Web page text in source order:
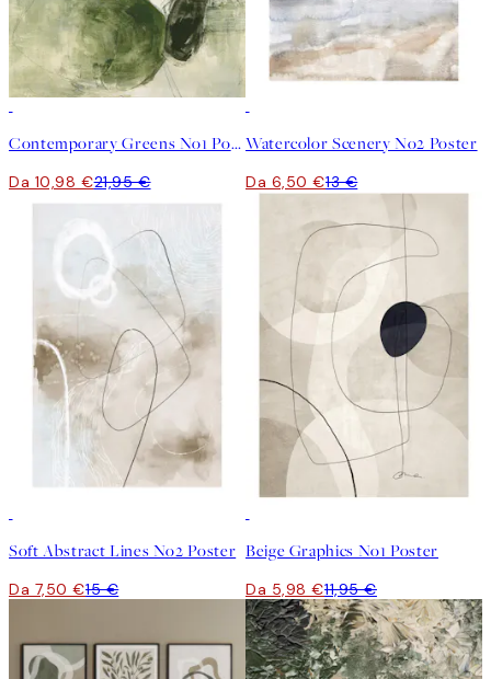
Contemporary Greens No1 Poster
Da 10,98 €21,95 €
Watercolor Scenery No2 Poster
Da 6,50 €13 €
Soft Abstract Lines No2 Poster
Da 7,50 €15 €
Beige Graphics No1 Poster
Da 5,98 €11,95 €